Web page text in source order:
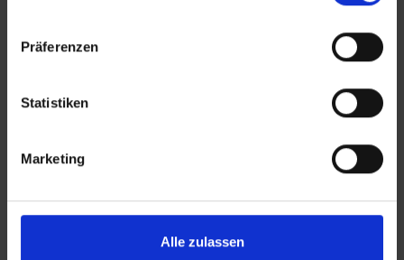
Präferenzen
Statistiken
Marketing
Alle zulassen
KONTAKT